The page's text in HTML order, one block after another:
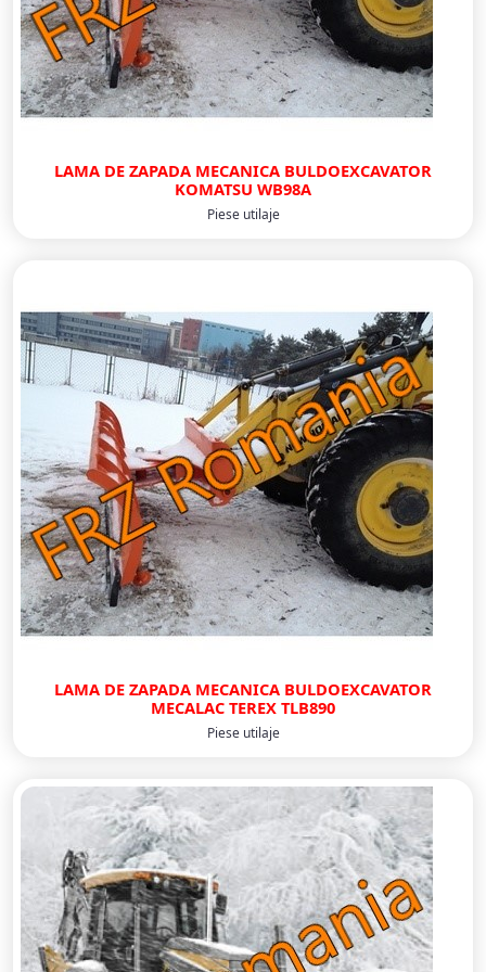
LAMA DE ZAPADA MECANICA BULDOEXCAVATOR
KOMATSU WB98A
Piese utilaje
LAMA DE ZAPADA MECANICA BULDOEXCAVATOR
MECALAC TEREX TLB890
Piese utilaje